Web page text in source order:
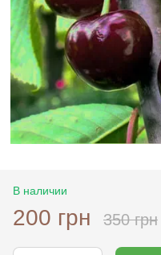
В наличии
200 грн 350 грн